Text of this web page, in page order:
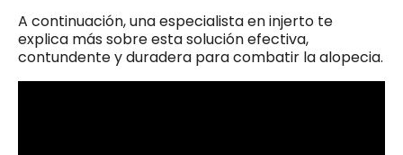
A continuación, una especialista en injerto te
explica más sobre esta solución efectiva,
contundente y duradera para combatir la alopecia.